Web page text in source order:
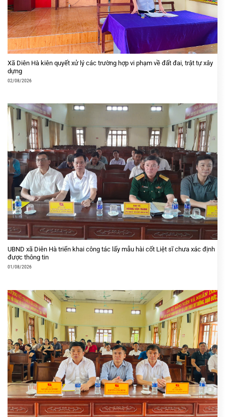
Xã Diên Hà kiên quyết xử lý các trường hợp vi phạm về đất đai, trật tự xây
dựng
02/08/2026
UBND xã Diên Hà triển khai công tác lấy mẫu hài cốt Liệt sĩ chưa xác định
được thông tin
01/08/2026